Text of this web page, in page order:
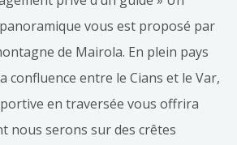
vous est proposé par
de Mairola. En plein pays
confluence entre le Cians et le Var,
en traversée vous offrira
nous serons sur des crêtes